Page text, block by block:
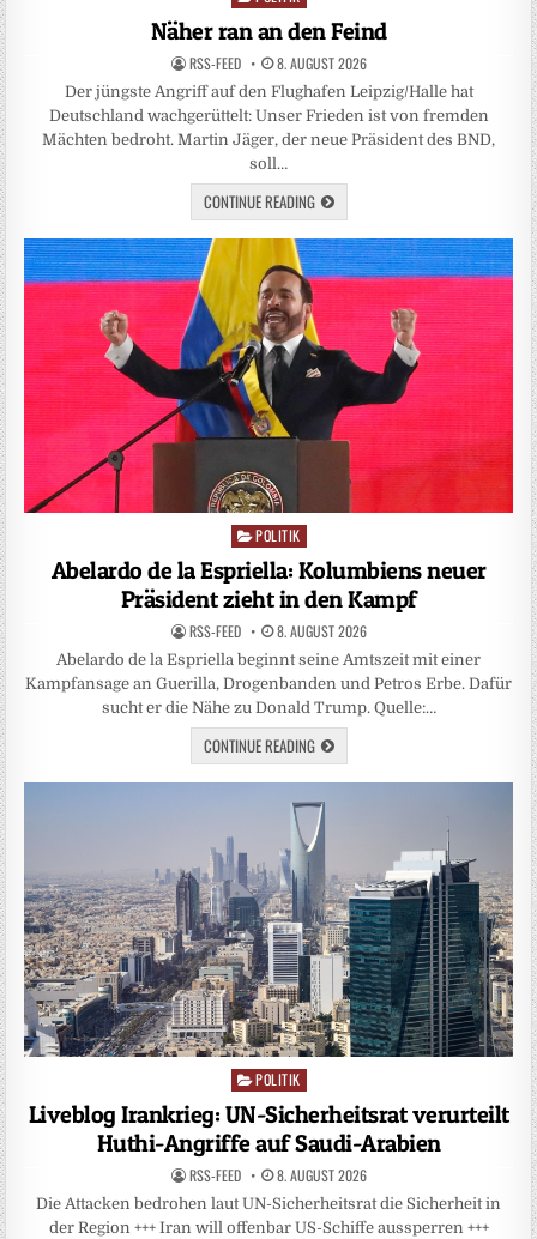
Näher ran an den Feind
RSS-FEED 8. AUGUST 2026
Der jüngste Angriff auf den Flughafen Leipzig/Halle hat
Deutschland wachgerüttelt: Unser Frieden ist von fremden
Mächten bedroht. Martin Jäger, der neue Präsident des BND,
soll…
CONTINUE READING
Posted
POLITIK
Abelardo de la Espriella: Kolumbiens neuer
Präsident zieht in den Kampf
RSS-FEED 8. AUGUST 2026
Abelardo de la Espriella beginnt seine Amtszeit mit einer
Kampfansage an Guerilla, Drogenbanden und Petros Erbe. Dafür
sucht er die Nähe zu Donald Trump. Quelle:…
CONTINUE READING
Posted
in
POLITIK
Liveblog Irankrieg: UN-Sicherheitsrat verurteilt
Huthi-Angriffe auf Saudi-Arabien
RSS-FEED 8. AUGUST 2026
Die Attacken bedrohen laut UN-Sicherheitsrat die Sicherheit in
der Region +++ Iran will offenbar US-Schiffe aussperren +++